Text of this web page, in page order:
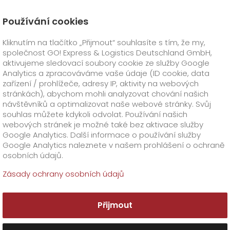
GO! Express
GO! přímé transporty
GO! Smart express
GO! Česko
Oborová řešení
GO!Life science
GO!Clinical Research
GO!Pharma
GO!Automotive & Industry
Doplňkové služby
Online & Track
GO! Warehouse
GO! Kryo
Zákazník +
Doplňkové informace
O firmě +
Nabídka práce CUSTOMER SERVICE SPECIALIST
Používání cookies
Kliknutím na tlačítko „Přijmout“ souhlasíte s tím, že my,
společnost GO! Express & Logistics Deutschland GmbH,
aktivujeme sledovací soubory cookie ze služby Google
Analytics a zpracováváme vaše údaje (ID cookie, data
zařízení / prohlížeče, adresy IP, aktivity na webových
stránkách), abychom mohli analyzovat chování našich
návštěvníků a optimalizovat naše webové stránky. Svůj
souhlas můžete kdykoli odvolat. Používání našich
webových stránek je možné také bez aktivace služby
Google Analytics. Další informace o používání služby
Google Analytics naleznete v našem prohlášení o ochraně
osobních údajů.
Zásady ochrany osobních údajů
Přijmout